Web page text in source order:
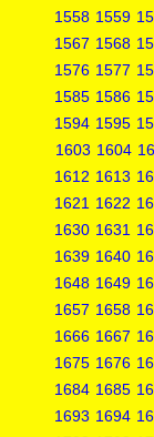
1558 1559
1567 1568
1576 1577
1585 1586
1594 1595
1603 1604
1612 1613
1621 1622
1630 1631
1639 1640
1648 1649
1657 1658
1666 1667
1675 1676
1684 1685
1693 1694